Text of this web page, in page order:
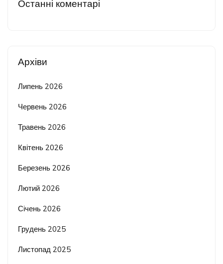
Останні коментарі
Архіви
Липень 2026
Червень 2026
Травень 2026
Квітень 2026
Березень 2026
Лютий 2026
Січень 2026
Грудень 2025
Листопад 2025